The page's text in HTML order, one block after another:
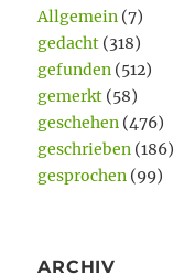
Allgemein (7)
gedacht (318)
gefunden (512)
gemerkt (58)
geschehen (476)
geschrieben (186)
gesprochen (99)
ARCHIV